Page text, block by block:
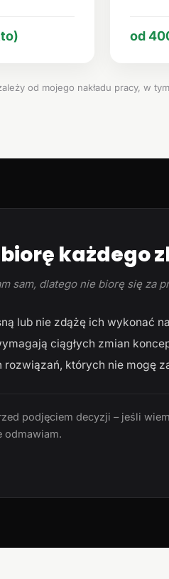
od
od mojego nakładu pracy, w
każdego
sam, dlatego nie biorę się za
lub nie zdążę ich wykonać
ciągłych zmian
rozwiązań, których nie mogę
podjęciem decyzji – jeśli
odmawiam.